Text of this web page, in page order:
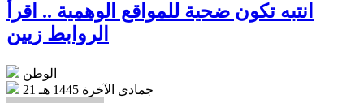
انتبه تكون ضحية للمواقع الوهمية .. اقرأ
الروابط زيين
الوطن
21 جمادى الآخرة 1445 هـ